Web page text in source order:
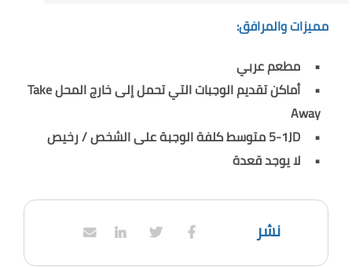
مميزات والمرافق:
مطعم عربي
أماكن تقديم الوجبات التي تحمل إلى خارج المحل Take
Away
5-1JD متوسط كلفة الوجبة على الشخص / رخيص
لا يوجد قعدة
نشر